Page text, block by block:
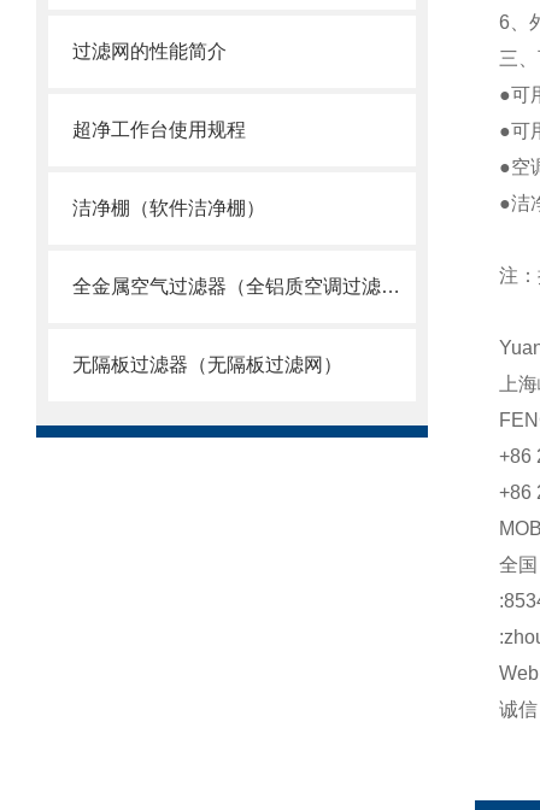
过滤网的性能简介
超净工作台使用规程
洁净棚（软件洁净棚）
全金属空气过滤器（全铝质空调过滤网）
无隔板过滤器（无隔板过滤网）
6、
三
●可
●可
●空
●洁
注
上
+86
+86
全
诚